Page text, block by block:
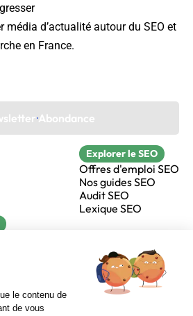
Sur Youtube
média d’actualité autour du SEO et
en France.
Abondance
Explorer le SEO
Offres d'emploi SEO
Nos guides SEO
Audit SEO
Lexique SEO